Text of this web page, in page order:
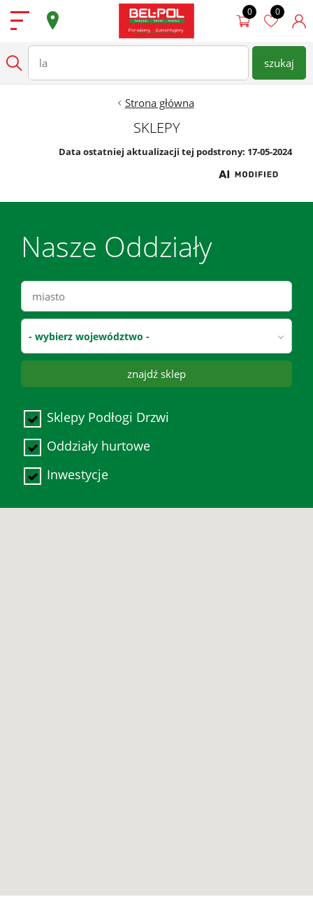
Drzwi
Ściany
Super Oferty
Sklepy
Deweloperzy
Aktualności
Szukaj wpisz nazwę produktuszukaj
Strona główna
SKLEPY
Data ostatniej aktualizacji tej podstrony: 17-05-2024
Nasze Oddziały
- wybierz województwo -
znajdź sklep
Sklepy Podłogi Drzwi
Oddziały hurtowe
Inwestycje